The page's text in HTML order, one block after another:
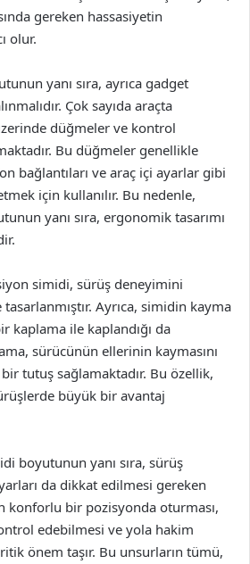
gereken hassasiyetin
olur.
yanı sıra, ayrıca gadget
Çok sayıda araçta
düğmeler ve kontrol
Bu düğmeler genellikle
bağlantıları ve araç içi ayarlar gibi
için kullanılır. Bu nedenle,
yanı sıra, ergonomik tasarımı
simidi, sürüş deneyimini
Ayrıca, simidin kayma
kaplama ile kaplandığı da
sürücünün ellerinin kaymasını
tutuş sağlamaktadır. Bu özellik,
büyük bir avantaj
boyutunun yanı sıra, sürüş
da dikkat edilmesi gereken
konforlu bir pozisyonda oturması,
edebilmesi ve yola hakim
önem taşır. Bu unsurların tümü,